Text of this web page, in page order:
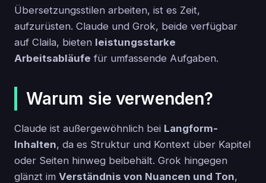
Übersetzungsstilen arbeiten, ist es Zeit,
aufzurüsten. Claude und Grok, beide verfügbar
auf Claila, bieten leistungsstarke
Arbeitsabläufe für umfassende Aufgaben.
Warum sie verwenden?
Claude ist außergewöhnlich bei Langform-
Inhalten, da es Struktur und Kontext über Kapitel
oder Seiten hinweg beibehält. Grok hingegen
glänzt im Verständnis von Nuancen und Ton,